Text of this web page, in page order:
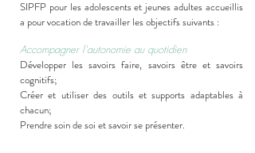
SIPFP pour les adolescents et jeunes adultes accueillis
a pour vocation de travailler les objectifs suivants :
Accompagner l'autonomie au quotidien
Développer les savoirs faire, savoirs être et savoirs
cognitifs;
Créer et utiliser des outils et supports adaptables à
chacun;
Prendre soin de soi et savoir se présenter.